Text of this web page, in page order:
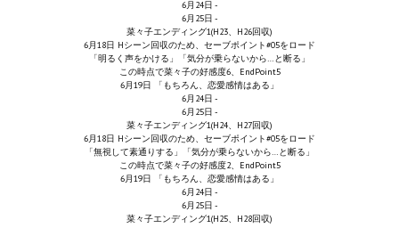
Mass Effect 3
Divinity Original Sin Enhanced Edition
Dragon Age: Origins
Dragon Age: Inquisition
6月24日 -
6月25日 -
菜々子エンディング1(H23、H26回収)
6月18日 Hシーン回収のため、セーブポイント#05をロード
「明るく声をかける」「気分が乗らないから…と断る」
この時点で菜々子の好感度6、EndPoint5
6月19日 「もちろん、恋愛感情はある」
6月24日 -
6月25日 -
菜々子エンディング1(H24、H27回収)
6月18日 Hシーン回収のため、セーブポイント#05をロード
「無視して素通りする」「気分が乗らないから…と断る」
この時点で菜々子の好感度2、EndPoint5
6月19日 「もちろん、恋愛感情はある」
6月24日 -
6月25日 -
菜々子エンディング1(H25、H28回収)